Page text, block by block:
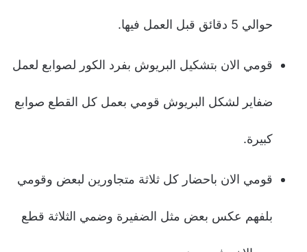
حوالي 5 دقائق قبل العمل فيها.
قومي الان بتشكيل البريوش بفرد الكور لصوابع لعمل
ضفاير لشكل البريوش قومي بعمل كل القطع صوابع
كبيرة.
قومي الان باحضار كل ثلاثة متجاورين لبعض وقومي
بلفهم عكس بعض مثل الضفيرة وضمي الثلاثة قطع